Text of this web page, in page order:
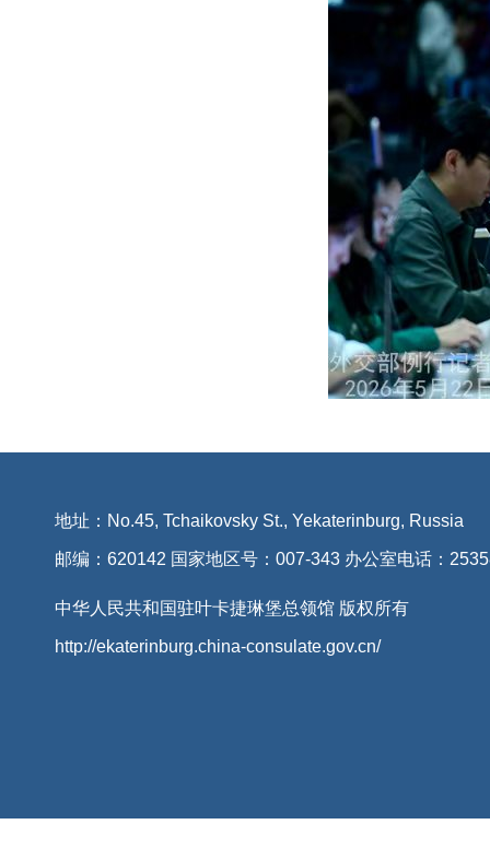
地址：No.45, Tchaikovsky St., Yekaterinburg, Russia
邮编：620142 国家地区号：007-343 办公室电话：
中华人民共和国驻叶卡捷琳堡总领馆 版权所有
http://ekaterinburg.china-consulate.gov.cn/